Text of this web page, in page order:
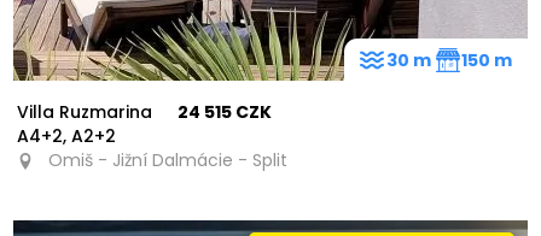
Villa Ruzmarina
A4+2, A2+2
24 515 CZK
Omiš - Jižní Dalmácie - Split
30 m 150 m